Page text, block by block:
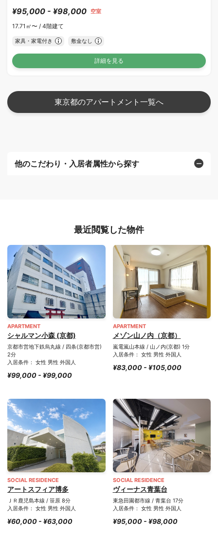
¥95,000 - ¥98,000 空室
17.71㎡〜 / 4階建て
家具・家電付き 敷金なし
詳細を見る
東京都のアパートメント一覧へ
他のこだわり・入居者属性から探す
最近閲覧した物件
APARTMENT
シャルマン小森 (京都)
京都市営地下鉄烏丸線 / 四条(京都市営)
2分
入居条件： 女性 男性 外国人
¥99,000 - ¥99,000
APARTMENT
メゾン山ノ内（京都）
嵐電嵐山本線 / 山ノ内(京都) 1分
入居条件： 女性 男性 外国人
¥83,000 - ¥105,000
SOCIAL RESIDENCE
アートスフィア博多
ＪＲ鹿児島本線 / 笹原 8分
入居条件： 女性 男性 外国人
¥60,000 - ¥63,000
SOCIAL RESIDENCE
ヴィーナス青葉台
東急田園都市線 / 青葉台 17分
入居条件： 女性 男性 外国人
¥95,000 - ¥98,000